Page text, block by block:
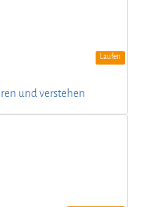
Laufen
und verstehen